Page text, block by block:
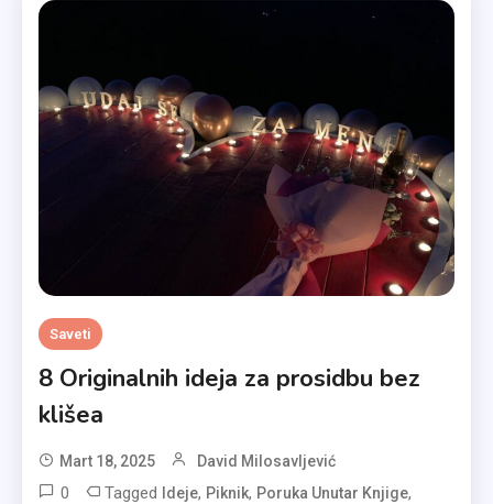
Saveti
8 Originalnih ideja za prosidbu bez
klišea
Mart 18, 2025 David Milosavljević
0 Tagged Ideje, Piknik, Poruka Unutar Knjige,